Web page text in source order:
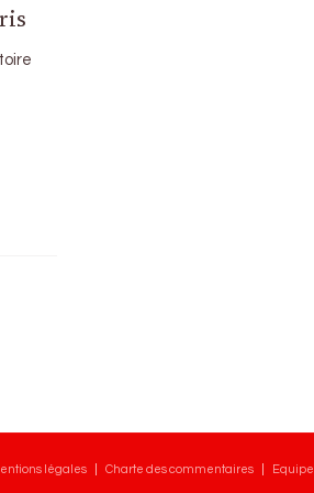
légales Charte des commentaires Equipe